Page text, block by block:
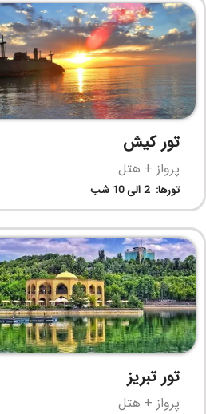
تور کیش
پرواز + هتل
تورها: 2 الی 10 شب
تور تبریز
پرواز + هتل